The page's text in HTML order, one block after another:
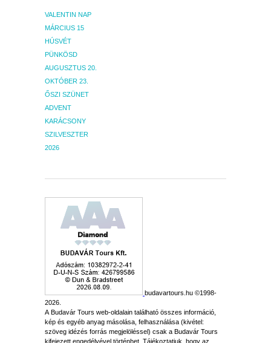
VALENTIN NAP
MÁRCIUS 15
HÚSVÉT
PÜNKÖSD
AUGUSZTUS 20.
OKTÓBER 23.
ŐSZI SZÜNET
ADVENT
KARÁCSONY
SZILVESZTER
2026
budavartours.hu ©1998-
2026.
A Budavár Tours web-oldalain található összes információ,
kép és egyéb anyag másolása, felhasználása (kivétel:
szöveg idézés forrás megjelöléssel) csak a Budavár Tours
kifejezett engedélyével történhet. Tájékoztatjuk, hogy az